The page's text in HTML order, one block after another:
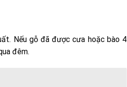
Nếu gỗ đã được cưa hoặc bào 4
đêm.